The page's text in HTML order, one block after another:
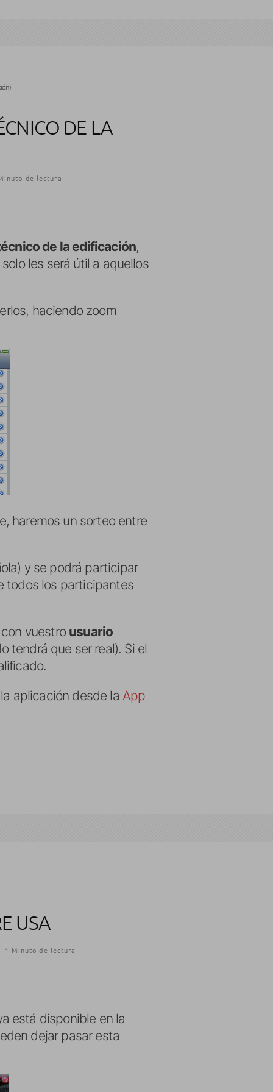
DE LA
de lectura
de la edificación,
les será útil a aquellos
haciendo zoom
haremos un sorteo entre
y se podrá participar
todos los participantes
vuestro usuario
tendrá que ser real). Si el
aplicación desde la App
USA
1 Minuto de lectura
está disponible en la
dejar pasar esta